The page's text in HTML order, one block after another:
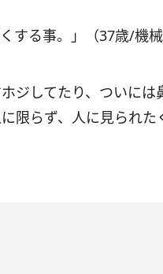
する事。」（37歳/機
ジしてたり、ついには
限らず、人に見られ